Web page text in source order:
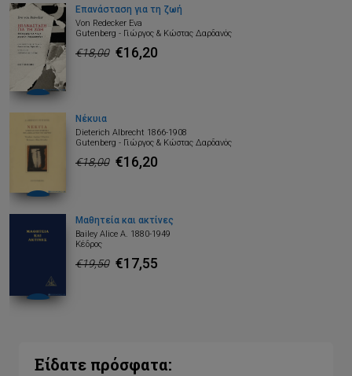
Επανάσταση για τη ζωή
Von Redecker Eva
Gutenberg - Γιώργος & Κώστας Δαρδανός
€18,00 €16,20
Νέκυια
Dieterich Albrecht 1866-1908
Gutenberg - Γιώργος & Κώστας Δαρδανός
€18,00 €16,20
Μαθητεία και ακτίνες
Bailey Alice A. 1880-1949
Κέδρος
€19,50 €17,55
Είδατε πρόσφατα: